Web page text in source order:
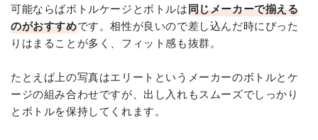
可能ならばボトルケージとボトルは同じメーカーで揃える
のがおすすめです。相性が良いので差し込んだ時にぴった
りはまることが多く、フィット感も抜群。
たとえば上の写真はエリートというメーカーのボトルとケ
ージの組み合わせですが、出し入れもスムーズでしっかり
とボトルを保持してくれます。